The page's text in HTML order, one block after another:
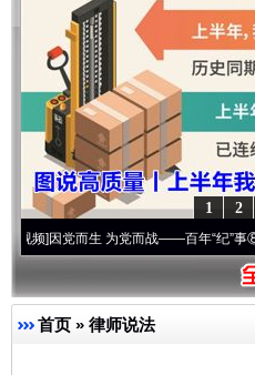
2
1
而生 为党而战——百年“纪”事⑧加强纪律..
首页 » 律师说法